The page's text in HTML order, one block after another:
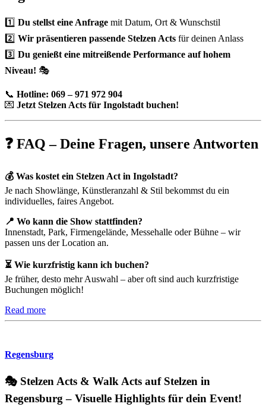
1️⃣ Du stellst eine Anfrage mit Datum, Ort & Wunschstil
2️⃣ Wir präsentieren passende Stelzen Acts für deinen Anlass
3️⃣ Du genießt eine mitreißende Performance auf hohem
Niveau! 🎭
📞 Hotline: 069 – 971 972 904
💌 Jetzt Stelzen Acts für Ingolstadt buchen!
❓ FAQ – Deine Fragen, unsere Antworten
💰 Was kostet ein Stelzen Act in Ingolstadt?
Je nach Showlänge, Künstleranzahl & Stil bekommst du ein
individuelles, faires Angebot.
📍 Wo kann die Show stattfinden?
Innenstadt, Park, Firmengelände, Messehalle oder Bühne – wir
passen uns der Location an.
⏳ Wie kurzfristig kann ich buchen?
Je früher, desto mehr Auswahl – aber oft sind auch kurzfristige
Buchungen möglich!
Read more
Regensburg
🎭 Stelzen Acts & Walk Acts auf Stelzen in
Regensburg – Visuelle Highlights für dein Event!